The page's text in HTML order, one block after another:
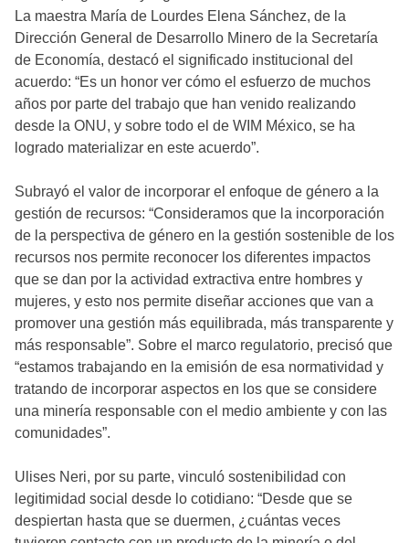
La maestra María de Lourdes Elena Sánchez, de la
Dirección General de Desarrollo Minero de la Secretaría
de Economía, destacó el significado institucional del
acuerdo: “Es un honor ver cómo el esfuerzo de muchos
años por parte del trabajo que han venido realizando
desde la ONU, y sobre todo el de WIM México, se ha
logrado materializar en este acuerdo”.
Subrayó el valor de incorporar el enfoque de género a la
gestión de recursos: “Consideramos que la incorporación
de la perspectiva de género en la gestión sostenible de los
recursos nos permite reconocer los diferentes impactos
que se dan por la actividad extractiva entre hombres y
mujeres, y esto nos permite diseñar acciones que van a
promover una gestión más equilibrada, más transparente y
más responsable”. Sobre el marco regulatorio, precisó que
“estamos trabajando en la emisión de esa normatividad y
tratando de incorporar aspectos en los que se considere
una minería responsable con el medio ambiente y con las
comunidades”.
Ulises Neri, por su parte, vinculó sostenibilidad con
legitimidad social desde lo cotidiano: “Desde que se
despiertan hasta que se duermen, ¿cuántas veces